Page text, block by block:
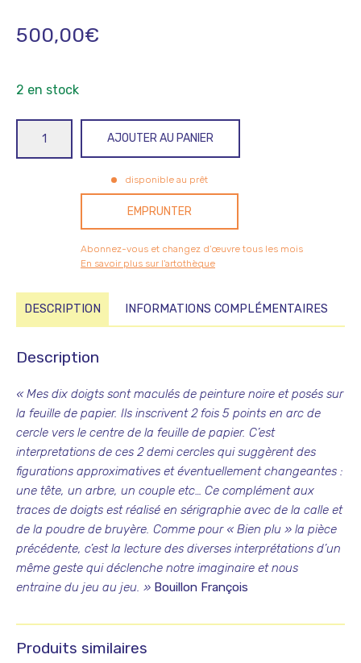
500,00€
2 en stock
AJOUTER AU PANIER
disponible au prêt
EMPRUNTER
Abonnez-vous et changez d’œuvre tous les mois
En savoir plus sur l'artothèque
DESCRIPTION INFORMATIONS COMPLÉMENTAIRES
Description
« Mes dix doigts sont maculés de peinture noire et posés sur
la feuille de papier. Ils inscrivent 2 fois 5 points en arc de
cercle vers le centre de la feuille de papier. C’est
interpretations de ces 2 demi cercles qui suggèrent des
figurations approximatives et éventuellement changeantes :
une tête, un arbre, un couple etc… Ce complément aux
traces de doigts est réalisé en sérigraphie avec de la calle et
de la poudre de bruyère. Comme pour « Bien plu » la pièce
précédente, c’est la lecture des diverses interprétations d’un
même geste qui déclenche notre imaginaire et nous
entraine du jeu au jeu. » Bouillon François
Produits similaires